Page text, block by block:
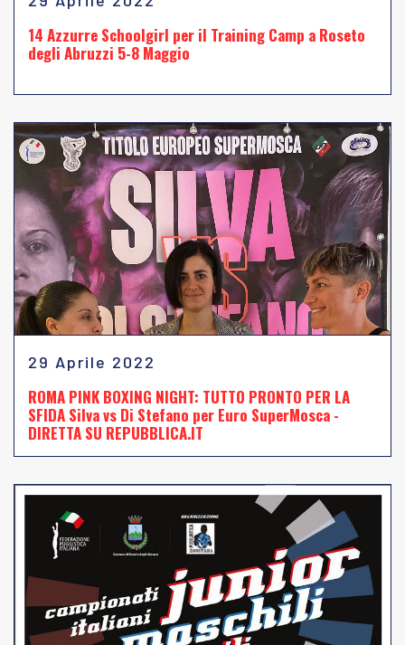
14 Azzurre Schoolgirl per il Training Camp a Roseto
degli Abruzzi 5-8 Maggio
29 Aprile 2022
ROMA PINK BOXING NIGHT: TUTTO PRONTO PER LA
SFIDA Silva vs Di Stefano per Euro SuperMosca -
DIRETTA SU REPUBBLICA.IT